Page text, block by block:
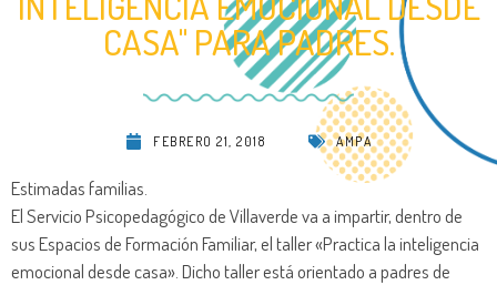
CASA" PARA PADRES.
FEBRERO 21, 2018 AMPA
Estimadas familias.
El Servicio Psicopedagógico de Villaverde va a impartir, dentro de
sus Espacios de Formación Familiar, el taller «Practica la inteligencia
emocional desde casa». Dicho taller está orientado a padres de